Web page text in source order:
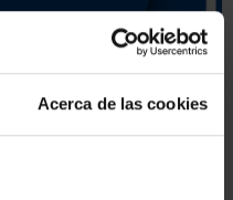
Acerca de las cookies